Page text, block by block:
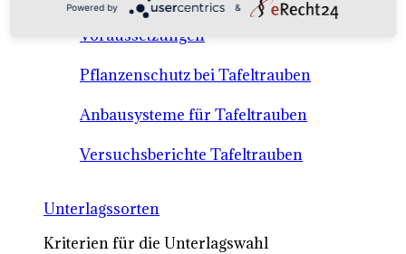
Tafeltraubenanbau - rechtliche
Voraussetzungen
Pflanzenschutz bei Tafeltrauben
Anbausysteme für Tafeltrauben
Versuchsberichte Tafeltrauben
Unterlagssorten
Kriterien für die Unterlagswahl
Powered by &